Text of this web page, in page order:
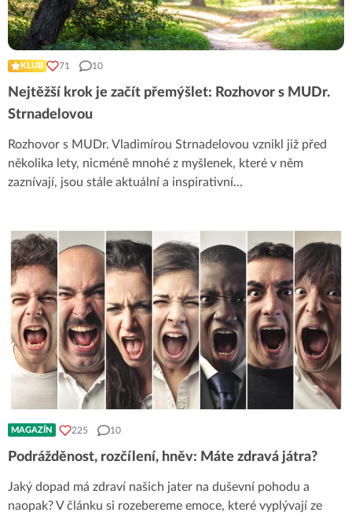
KLUB 71 10
Nejtěžší krok je začít přemýšlet: Rozhovor s MUDr.
Strnadelovou
Rozhovor s MUDr. Vladimírou Strnadelovou vznikl již před
několika lety, nicméně mnohé z myšlenek, které v něm
zaznívají, jsou stále aktuální a inspirativní...
MAGAZÍN 225 10
Podrážděnost, rozčílení, hněv: Máte zdravá játra?
Jaký dopad má zdraví našich jater na duševní pohodu a
naopak? V článku si rozebereme emoce, které vyplývají ze